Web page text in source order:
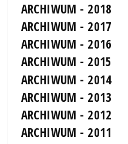
ARCHIWUM - 2018
ARCHIWUM - 2017
ARCHIWUM - 2016
ARCHIWUM - 2015
ARCHIWUM - 2014
ARCHIWUM - 2013
ARCHIWUM - 2012
ARCHIWUM - 2011